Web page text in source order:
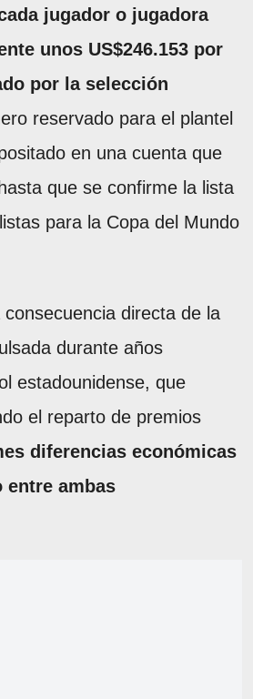
jugador o jugadora
unos US$246.153 por
por la selección
reservado para el plantel
en una cuenta que
que se confirme la lista
para la Copa del Mundo
directa de la
durante años
estadounidense, que
el reparto de premios
diferencias económicas
entre ambas